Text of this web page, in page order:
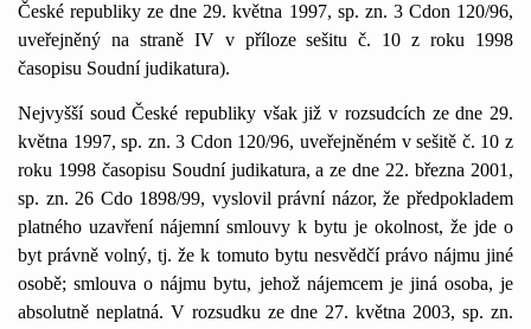
České republiky ze dne 29. května 1997, sp. zn. 3 Cdon 120/96,
uveřejněný na straně IV v příloze sešitu č. 10 z roku 1998
časopisu Soudní judikatura).
Nejvyšší soud České republiky však již v rozsudcích ze dne 29.
května 1997, sp. zn. 3 Cdon 120/96, uveřejněném v sešitě č. 10 z
roku 1998 časopisu Soudní judikatura, a ze dne 22. března 2001,
sp. zn. 26 Cdo 1898/99, vyslovil právní názor, že předpokladem
platného uzavření nájemní smlouvy k bytu je okolnost, že jde o
byt právně volný, tj. že k tomuto bytu nesvědčí právo nájmu jiné
osobě; smlouva o nájmu bytu, jehož nájemcem je jiná osoba, je
absolutně neplatná. V rozsudku ze dne 27. května 2003, sp. zn.